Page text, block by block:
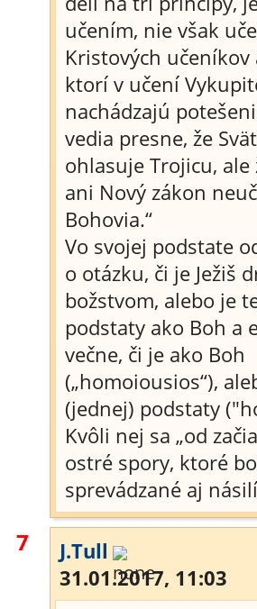
učením, nie však
Kristových učeníkov
ktorí v učení
nachádzajú
vedia presne, že
ohlasuje Trojicu, ale
ani Nový zákon
Bohovia.“
Vo svojej podstate
o otázku, či je Ježiš
božstvom, alebo je
podstaty ako Boh a
večne, či je ako Boh
(„homoiousios“),
(jednej) podstaty
Kvôli nej sa „od
ostré spory, ktoré
sprevádzané aj
7
J.Tull
31.01.2017, 11:03